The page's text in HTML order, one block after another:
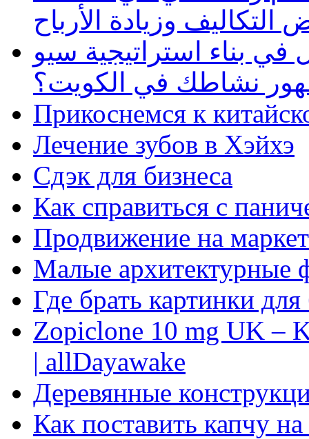
وزيادة الأرباح
بناء استراتيجية سيو
نشاطك في الكويت؟
Прикоснемся к
Лечение зубов в Хэйхэ
Сдэк для бизнеса
Как справиться с
Продвижение на
Малые архитектурные
Где брать картинки
Zopiclone 10 mg UK –
| allDayawake
Деревянные
Как поставить капчу